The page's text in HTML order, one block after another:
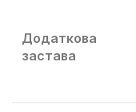
Додаткова
застава